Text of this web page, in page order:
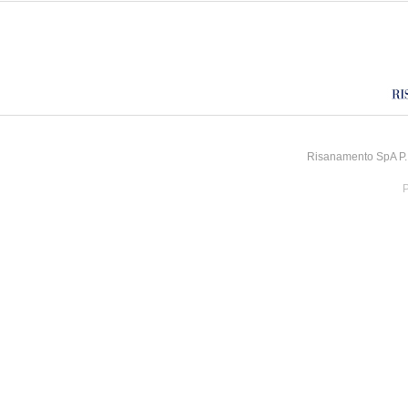
Risanamento SpA